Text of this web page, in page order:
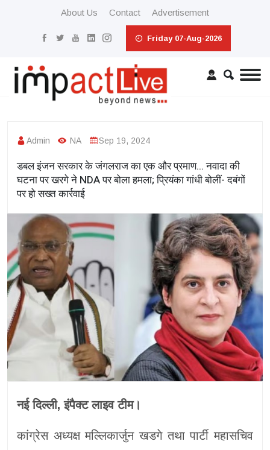
About Us Contact Advertisement
Friday 07-Aug-2026
Admin NA Sep 19, 2024
डबल इंजन सरकार के जंगलराज का एक और प्रमाण... नवादा की
घटना पर खरगे ने NDA पर बोला हमला; प्रियंका गांधी बोलीं- दबंगों
पर हो सख्त कार्रवाई
नई दिल्ली, इंपैक्ट लाइव टीम।
कांग्रेस अध्यक्ष मल्लिकार्जुन खडगे तथा पार्टी महासचिव